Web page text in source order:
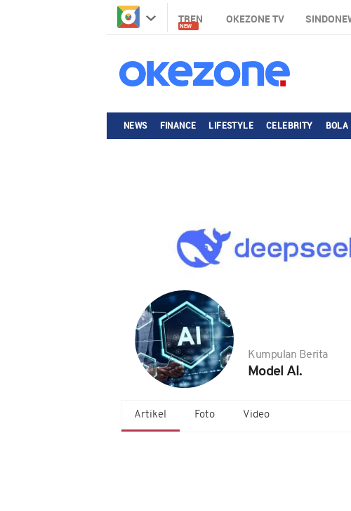
TREN
NEW
OKEZONE TV
NEWS FINANCE LIFESTYLE CELEBRITY BOLA
Kumpulan Berita
Model AI.
Artikel Foto Video